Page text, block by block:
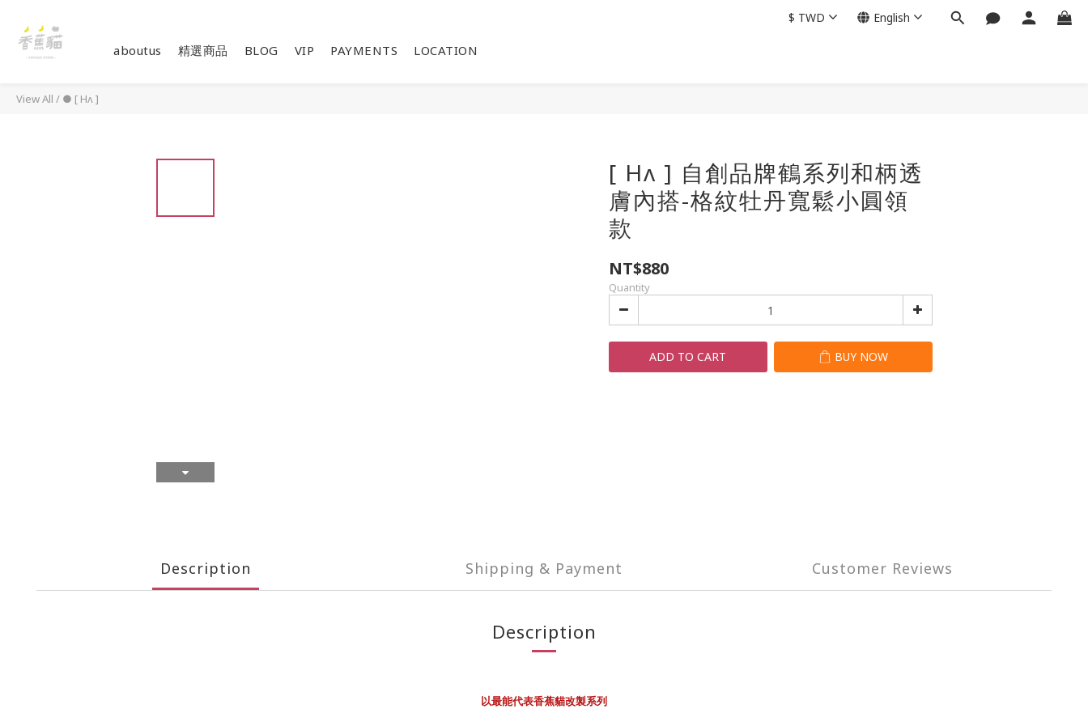
aboutus 精選商品 BLOG VIP PAYMENTS LOCATION
$ TWD English
View All / ● [ Hʌ ]
[ Hʌ ] 自創品牌鶴系列和柄透
膚內搭-格紋牡丹寬鬆小圓領
款
NT$880
Quantity
ADD TO CART BUY NOW
Description Shipping & Payment Customer Reviews
Description
以最能代表香蕉貓改製系列